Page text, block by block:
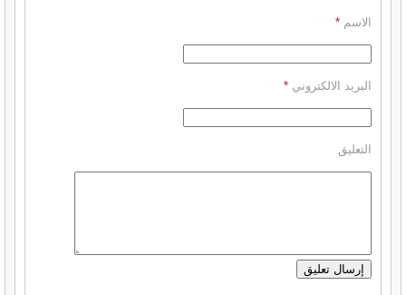
الاسم *
البريد الالكتروني *
التعليق